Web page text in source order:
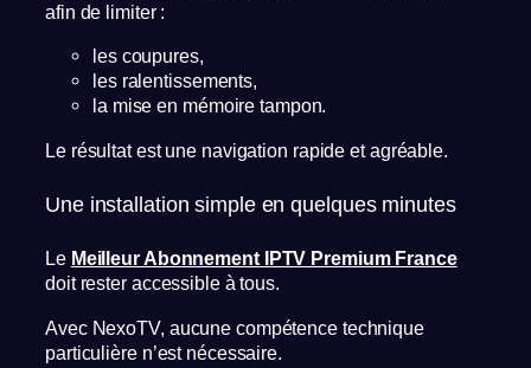
afin de limiter :
les coupures,
les ralentissements,
la mise en mémoire tampon.
Le résultat est une navigation rapide et agréable.
Une installation simple en quelques minutes
Le Meilleur Abonnement IPTV Premium France
doit rester accessible à tous.
Avec NexoTV, aucune compétence technique
particulière n’est nécessaire.